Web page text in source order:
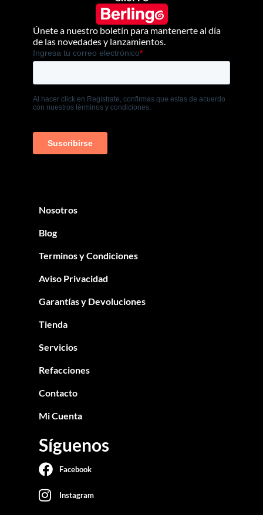
Únete a nuestro boletín para mantenerte al día
de las novedades y lanzamientos.
Nosotros
Blog
Terminos y Condiciones
Aviso Privacidad
Garantías y Devoluciones
Tienda
Servicios
Refacciones
Contacto
Mi Cuenta
Síguenos
Facebook
Instagram